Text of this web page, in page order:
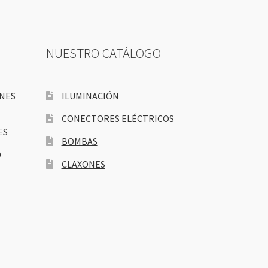
NUESTRO CATÁLOGO
ILUMINACIÓN
CONECTORES ELÉCTRICOS
BOMBAS
CLAXONES